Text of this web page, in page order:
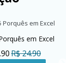
em Excel
R$ 24.90